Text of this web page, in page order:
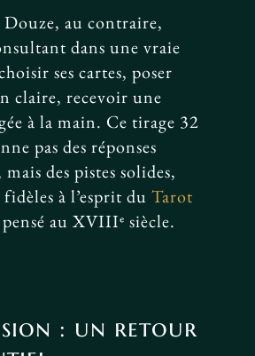
au contraire,
dans une vraie
ses cartes, poser
claire, recevoir une
à la main. Ce tirage 32
pas des réponses
des pistes solides,
à l’esprit duTarot
au XVIIIᵉ siècle.
: un retour